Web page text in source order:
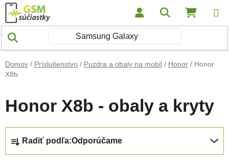
Prejsť na obsah Hľadať
Domov / Príslušenstvo / Puzdra a obaly na mobil / Honor / Honor
X8b
Honor X8b - obaly a kryty
Radiť podľa:Odporúčame